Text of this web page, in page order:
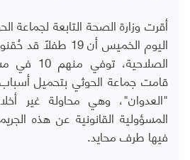
أقرت وزارة الصحة التابعة لجماعة
اليوم الخميس أن 19
قامت جماعة الحوثي بتحميل
"العدوان"، وهي محاولة غير
المسؤولية القانونية عن هذه
فيها طرف محايد.